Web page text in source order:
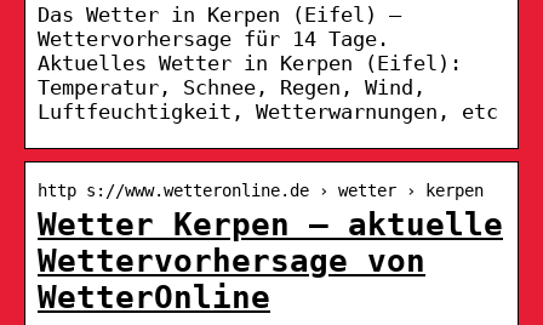
Das Wetter in Kerpen (Eifel) –
Wettervorhersage für 14 Tage.
Aktuelles Wetter in Kerpen (Eifel):
Temperatur, Schnee, Regen, Wind,
Luftfeuchtigkeit, Wetterwarnungen, etc
http s://www.wetteronline.de › wetter › kerpen
Wetter Kerpen – aktuelle
Wettervorhersage von
WetterOnline